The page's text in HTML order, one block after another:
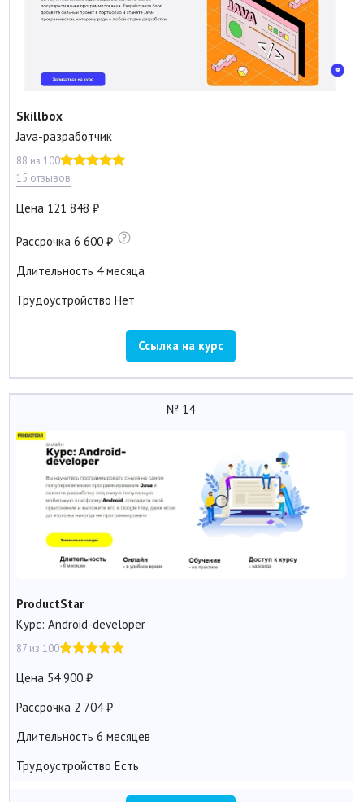
Skillbox
Java-разработчик
88 из 100
15 отзывов
Цена 121 848
Рассрочка 6 600
Длительность 4 месяца
Трудоустройство Нет
Ссылка на курс
№ 14
ProductStar
Курс: Android-developer
87 из 100
Цена 54 900
Рассрочка 2 704
Длительность 6 месяцев
Трудоустройство Есть